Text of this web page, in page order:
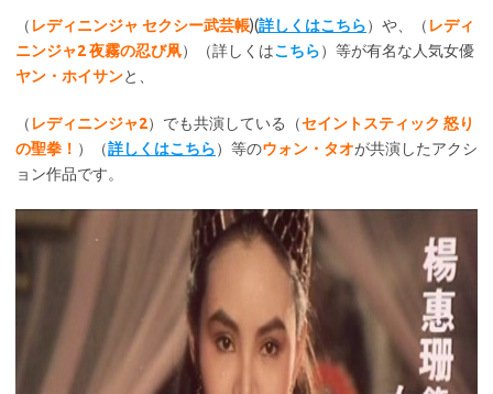
（ レディニンジャ セクシー武芸帳)(詳しくはこちら）や、（ レディ
ニンジャ2 夜霧の忍び凧）（詳しくはこちら）等が有名な人気女優
ヤン・ホイサンと、
（ レディニンジャ2）でも共演している（セイントスティック 怒り
の聖拳！ ）（詳しくはこちら）等のウォン・タオが共演したアクシ
ョン作品です。